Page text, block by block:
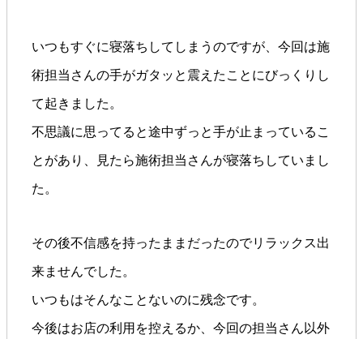
いつもすぐに寝落ちしてしまうのですが、今回は施
術担当さんの手がガタッと震えたことにびっくりし
て起きました。
不思議に思ってると途中ずっと手が止まっているこ
とがあり、見たら施術担当さんが寝落ちしていまし
た。
その後不信感を持ったままだったのでリラックス出
来ませんでした。
いつもはそんなことないのに残念です。
今後はお店の利用を控えるか、今回の担当さん以外